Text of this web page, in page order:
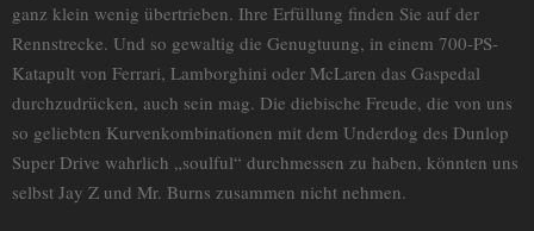
ganz klein wenig übertrieben. Ihre Erfüllung finden Sie auf der
Rennstrecke. Und so gewaltig die Genugtuung, in einem 700-PS-
Katapult von Ferrari, Lamborghini oder McLaren das Gaspedal
durchzudrücken, auch sein mag. Die diebische Freude, die von uns
so geliebten Kurvenkombinationen mit dem Underdog des Dunlop
Super Drive wahrlich „soulful“ durchmessen zu haben, könnten uns
selbst Jay Z und Mr. Burns zusammen nicht nehmen.